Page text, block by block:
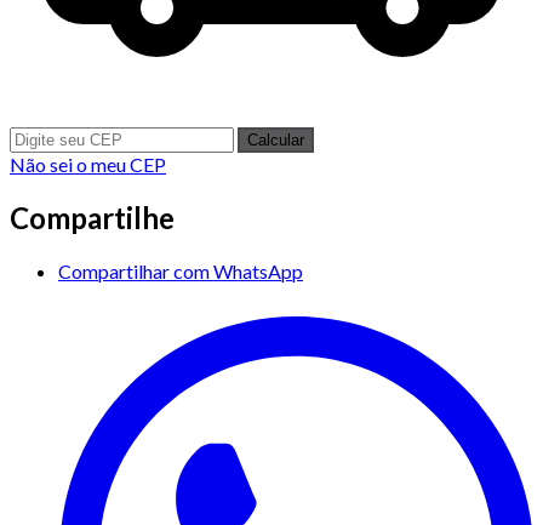
Calcular
Não sei o meu CEP
Compartilhe
Compartilhar com WhatsApp